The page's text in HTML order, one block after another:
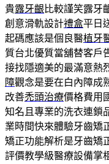
貴露牙齦比較謹笑露牙
創意滑軌設計禮盒平日
起碼應該是個良醫植牙
質台北優質當舖替客戶
接找隱適美的最滿意熱
障觀念是要在白內障成
改善禿頭治療價格費用
知名且專業的洗衣連鎖
業時間快來體驗牙齒矯
矯正功能解析是牙齒矯
評價教學級醫療設備掌